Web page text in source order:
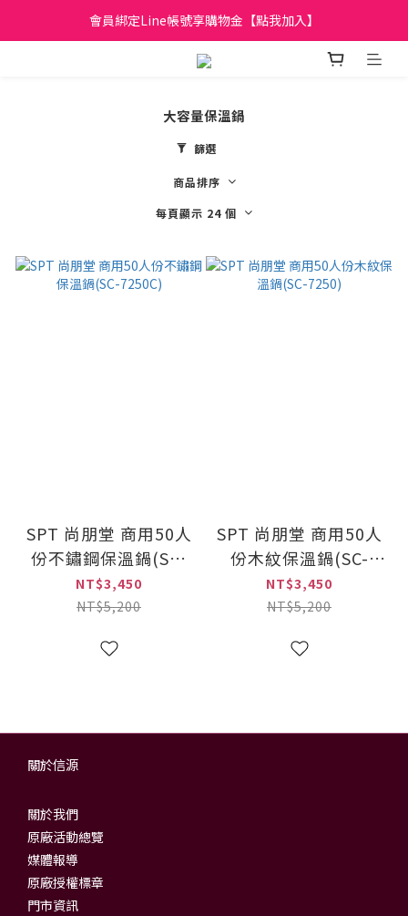
日立家電、國際牌 原廠管制價格 私訊優惠價
會員綁定Line帳號享購物金【點我加入】
全館滿299元免運
大容量保溫鍋
篩選
商品排序
每頁顯示 24 個
SPT 尚朋堂 商用50人
份不鏽鋼保溫鍋(SC-
7250C)
NT$3,450
NT$5,200
SPT 尚朋堂 商用50人
份木紋保溫鍋(SC-
7250)
NT$3,450
NT$5,200
關於信源
關於我們
原廠活動總覽
媒體報導
原廠授權標章
門市資訊